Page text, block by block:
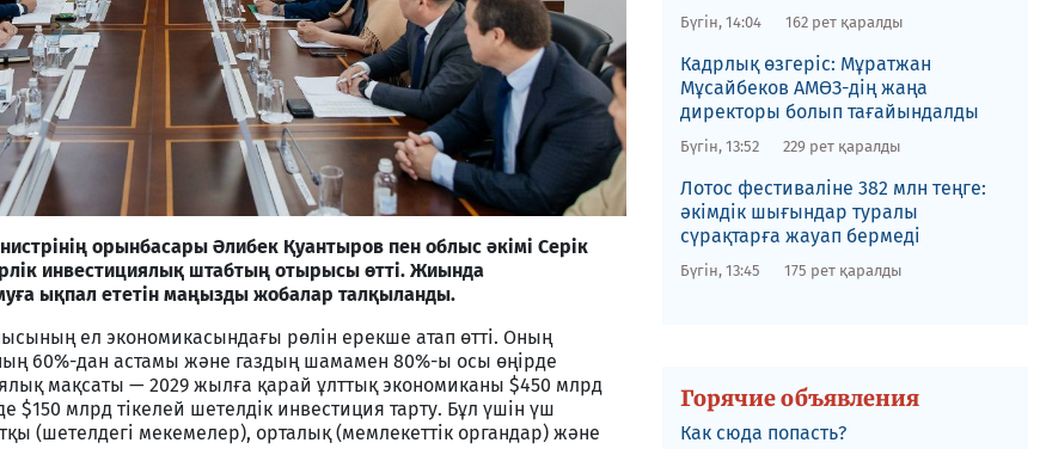
орынбасары Әлибек Қуантыров пен облыс әкімі Серік
инвестициялық штабтың отырысы өтті. Жиында
ықпал ететін маңызды жобалар талқыланды.
ел экономикасындағы рөлін ерекше атап өтті. Оның
60%-дан астамы және газдың шамамен 80%-ы осы өңірде
мақсаты — 2029 жылға қарай ұлттық экономиканы $450 млрд
$150 млрд тікелей шетелдік инвестиция тарту. Бұл үшін үш
(шетелдегі мекемелер), орталық (мемлекеттік органдар) және
Бүгін, 14:04 162 рет қаралды
Кадрлық өзгеріс: Мұратжан
Мұсайбеков АМӨЗ-дің жаңа
директоры болып ​тағайындалды
Бүгін, 13:52 229 рет қаралды
Лотос фестиваліне​ 382 млн теңге:
әкімдік шығындар туралы
сүрақтарға жауап бермеді
Бүгін, 13:45 175 рет қаралды
Горячие объявления
Как сюда попасть?